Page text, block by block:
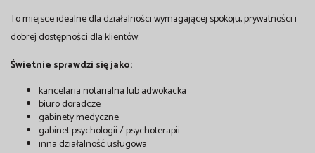
To miejsce idealne dla działalności wymagającej spokoju, prywatności i
dobrej dostępności dla klientów.
Świetnie sprawdzi się jako:
kancelaria notarialna lub adwokacka
biuro doradcze
gabinety medyczne
gabinet psychologii / psychoterapii
inna działalność usługowa